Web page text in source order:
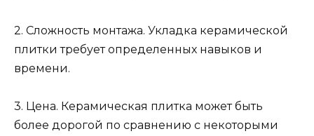
2. Сложность монтажа. Укладка керамической
плитки требует определенных навыков и
времени.
3. Цена. Керамическая плитка может быть
более дорогой по сравнению с некоторыми